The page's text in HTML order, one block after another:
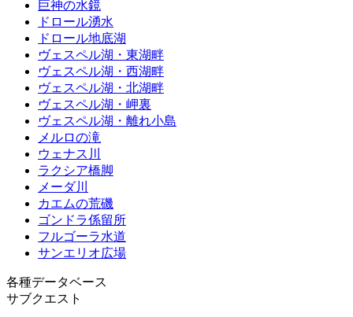
巨神の水鏡
ドロール湧水
ドロール地底湖
ヴェスペル湖・東湖畔
ヴェスペル湖・西湖畔
ヴェスペル湖・北湖畔
ヴェスペル湖・岬裏
ヴェスペル湖・離れ小島
メルロの滝
ウェナス川
ラクシア橋脚
メーダ川
カエムの荒磯
ゴンドラ係留所
フルゴーラ水道
サンエリオ広場
各種データベース
サブクエスト